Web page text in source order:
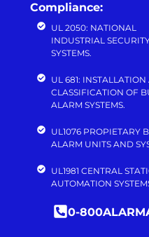
Compliance:
UL 2050: NATIONAL
INDUSTRIAL
SYSTEMS.
UL 681:
CLASSIFICATION OF
ALARM SYSTEMS.
UL1076 PROPIETARY
ALARM UNITS AND
UL1981 CENTRAL
AUTOMATION
0-